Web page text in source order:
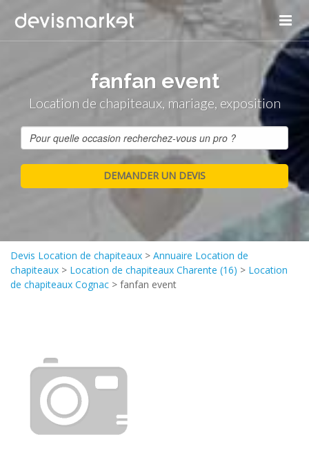
fanfan event
Location de chapiteaux, mariage, exposition
Devis Location de chapiteaux > Annuaire Location de
chapiteaux > Location de chapiteaux Charente (16) > Location
de chapiteaux Cognac > fanfan event